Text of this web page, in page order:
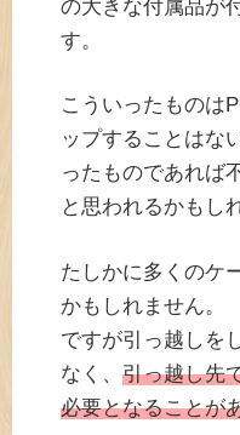
の大きな付属品が
す。
こういったものは
ップすることはな
ったものであれば
と思われるかもし
たしかに多くのケ
かもしれません。
ですが引っ越しを
なく、 引っ越し先
必要となることが